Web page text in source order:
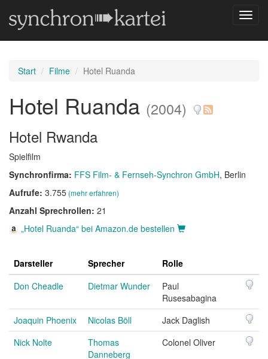
Start Filme Hotel Ruanda
Hotel Ruanda (2004)
Hotel Rwanda
Spielfilm
Synchronfirma: FFS Film- & Fernseh-Synchron GmbH, Berlin
Aufrufe: 3.755(mehr erfahren)
Anzahl Sprechrollen: 21
„Hotel Ruanda“ bei Amazon.de bestellen
Darsteller Sprecher
Rolle
Don Cheadle
Dietmar Wunder
Paul
Rusesabagina
Joaquin Phoenix
Nicolas Böll
Jack Daglish
Nick Nolte
Thomas
Danneberg
Colonel Oliver